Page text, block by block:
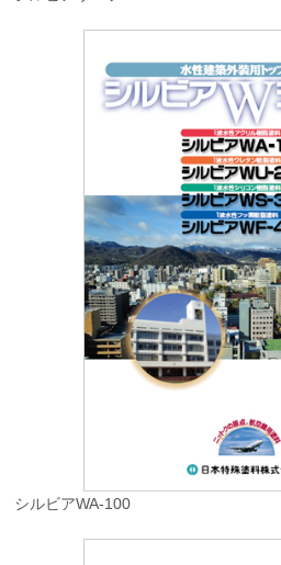
シルビアWA-100